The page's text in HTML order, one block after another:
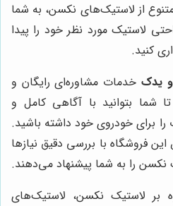
از لاستیک‌های نکسن، به شما
لاستیک مورد نظر خود را پیدا
کنید.
یدک خدمات مشاوره‌ای رایگان و
شما بتوانید با آگاهی کامل و
را برای خودروی خود داشته باشید.
فروشگاه با بررسی دقیق نیازها
نکسن را به شما پیشنهاد می‌دهند.
بر لاستیک نکسن، لاستیک‌های